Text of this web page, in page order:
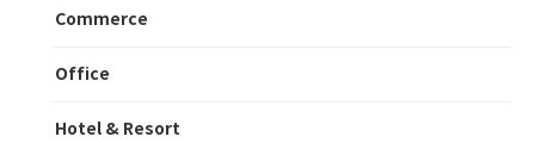
Commerce
Office
Hotel & Resort